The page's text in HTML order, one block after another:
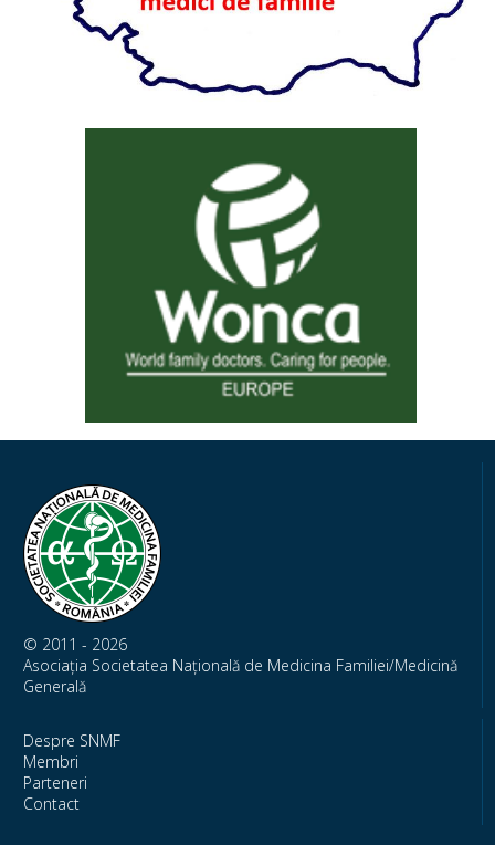
© 2011 - 2026
Asociația Societatea Națională de Medicina Familiei/Medicină
Generală
Despre SNMF
Membri
Parteneri
Contact